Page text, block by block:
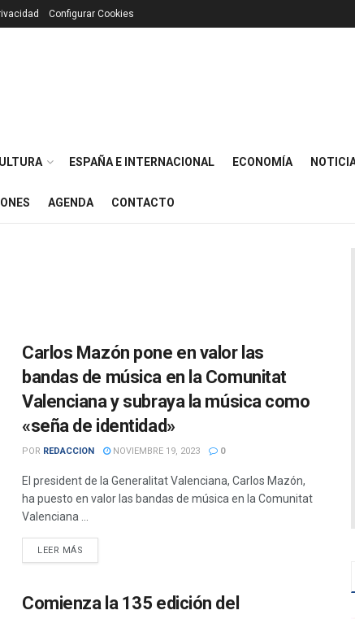
Configurar Cookies
ESPAÑA E INTERNACIONAL ECONOMÍA
AGENDA CONTACTO
Carlos Mazón pone en valor las
bandas de música en la Comunitat
Valenciana y subraya la música como
«seña de identidad»
POR REDACCION NOVIEMBRE 19, 2023 0
El president de la Generalitat Valenciana, Carlos Mazón,
ha puesto en valor las bandas de música en la Comunitat
Valenciana ...
LEER MÁS
Comienza la 135 edición del